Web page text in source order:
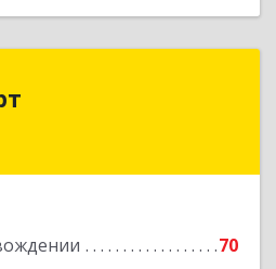
70
обл, Инзенский р-н, Инза